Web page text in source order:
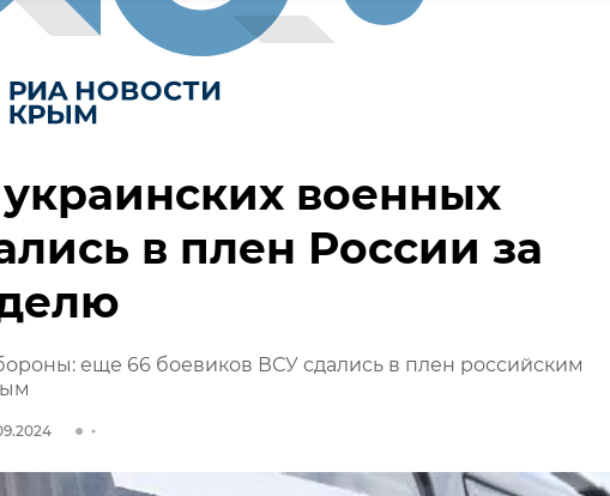
военных
в плен России за
еще 66 боевиков ВСУ сдались в плен российским